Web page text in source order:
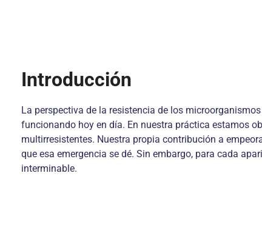
Introducción
La perspectiva de la resistencia de los
funcionando hoy en día. En nuestra práctica estamos
multirresistentes. Nuestra propia contribución a
que esa emergencia se dé. Sin embargo, para cada
interminable.